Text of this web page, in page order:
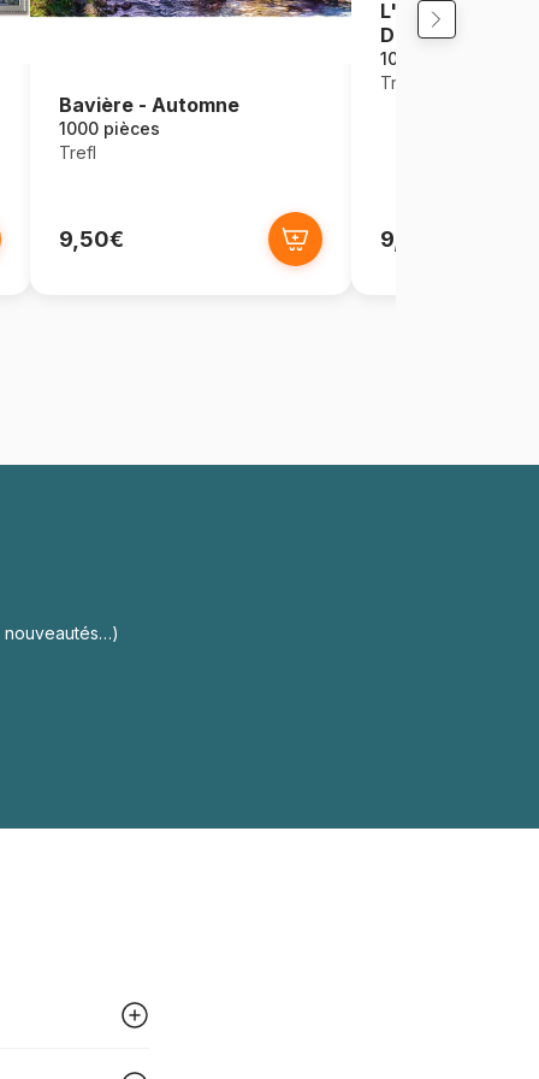
Bavière - Automne
1000 pièces
Trefl
9,50€
L'Heure Du Thé
Des Colibris
1000 pièces
Trefl
9,95€
nouveautés…)